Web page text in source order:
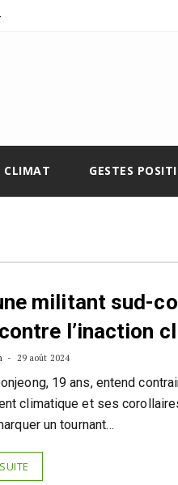
climatiq
CLIMAT GESTES
militant sud-
l’inaction
29 août 2024
19 ans, entend
climatique et ses
un tournant…